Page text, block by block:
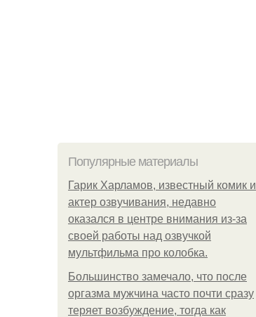
Популярные материалы
Гарик Харламов, известный комик и
актер озвучивания, недавно
оказался в центре внимания из-за
своей работы над озвучкой
мультфильма про колобка.
Большинство замечало, что после
оргазма мужчина часто почти сразу
теряет возбуждение, тогда как